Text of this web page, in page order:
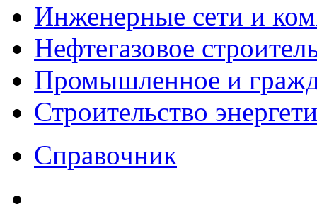
Инженерные сети и
Нефтегазовое
Промышленное и
Строительство
Справочник